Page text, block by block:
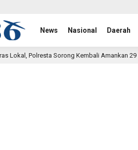
News Nasional Daerah
Amankan 29 Liter Cap Tikus 1